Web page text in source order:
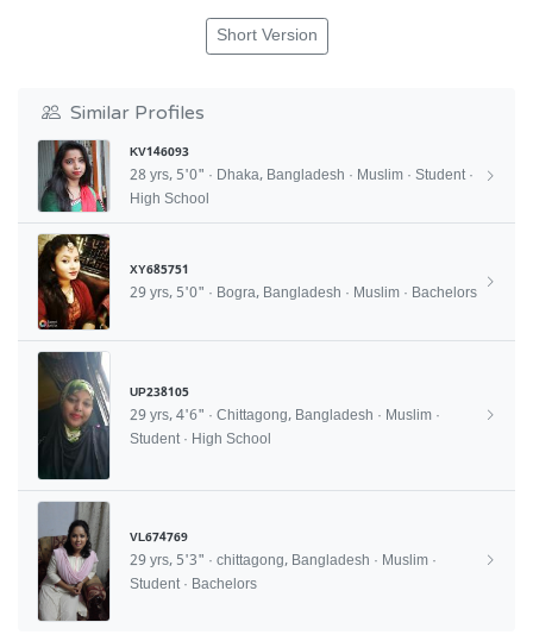
Short Version
Similar Profiles
KV146093
28 yrs, 5'0" · Dhaka, Bangladesh · Muslim · Student ·
High School
XY685751
29 yrs, 5'0" · Bogra, Bangladesh · Muslim · Bachelors
UP238105
29 yrs, 4'6" · Chittagong, Bangladesh · Muslim ·
Student · High School
VL674769
29 yrs, 5'3" · chittagong, Bangladesh · Muslim ·
Student · Bachelors